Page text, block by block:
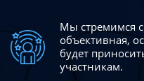
Мы стремимся
объективная,
будет
участникам.